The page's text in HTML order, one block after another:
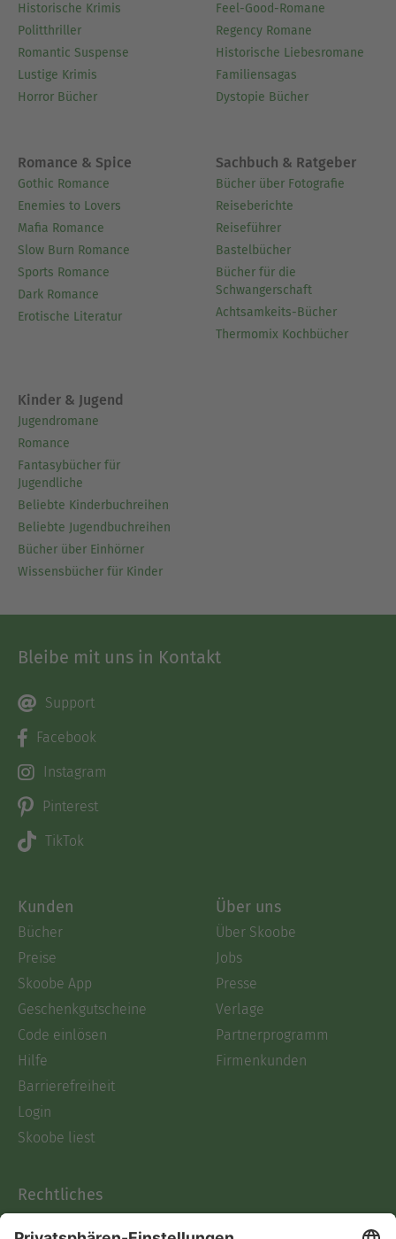
Historische Krimis
Politthriller
Romantic Suspense
Lustige Krimis
Horror Bücher
Feel-Good-Romane
Regency Romane
Historische Liebesromane
Familiensagas
Dystopie Bücher
Romance & Spice
Gothic Romance
Enemies to Lovers
Mafia Romance
Slow Burn Romance
Sports Romance
Dark Romance
Erotische Literatur
Sachbuch & Ratgeber
Bücher über Fotografie
Reiseberichte
Reiseführer
Bastelbücher
Bücher für die
Schwangerschaft
Achtsamkeits-Bücher
Thermomix Kochbücher
Kinder & Jugend
Jugendromane
Romance
Fantasybücher für
Jugendliche
Beliebte Kinderbuchreihen
Beliebte Jugendbuchreihen
Bücher über Einhörner
Wissensbücher für Kinder
Bleibe mit uns in Kontakt
Support
Facebook
Instagram
Pinterest
TikTok
Kunden
Bücher
Preise
Skoobe App
Geschenkgutscheine
Code einlösen
Hilfe
Barrierefreiheit
Login
Skoobe liest
Über uns
Über Skoobe
Jobs
Presse
Verlage
Partnerprogramm
Firmenkunden
Rechtliches